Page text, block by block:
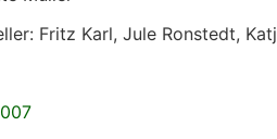
Fritz Karl, Jule Ronstedt,